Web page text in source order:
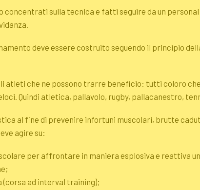
concentrati sulla tecnica e fatti seguire da un
deve essere costruito seguendo il principio
atleti che ne possono trarre beneficio: tutti coloro
Quindi atletica, pallavolo, rugby, pallacanestro,
al fine di prevenire infortuni muscolari, brutte
agire su:
per affrontare in maniera esplosiva e reattiva
ad interval training);